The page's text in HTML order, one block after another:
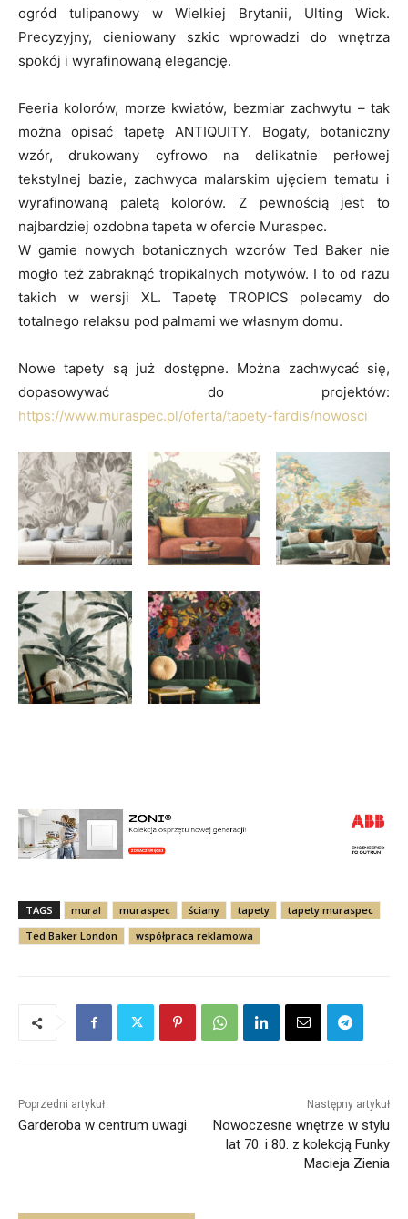
ogród tulipanowy w Wielkiej Brytanii, Ulting Wick.
Precyzyjny, cieniowany szkic wprowadzi do wnętrza
spokój i wyrafinowaną elegancję.
Feeria kolorów, morze kwiatów, bezmiar zachwytu – tak
można opisać tapetę ANTIQUITY. Bogaty, botaniczny
wzór, drukowany cyfrowo na delikatnie perłowej
tekstylnej bazie, zachwyca malarskim ujęciem tematu i
wyrafinowaną paletą kolorów. Z pewnością jest to
najbardziej ozdobna tapeta w ofercie Muraspec.
W gamie nowych botanicznych wzorów Ted Baker nie
mogło też zabraknąć tropikalnych motywów. I to od razu
takich w wersji XL. Tapetę TROPICS polecamy do
totalnego relaksu pod palmami we własnym domu.
Nowe tapety są już dostępne. Można zachwycać się,
dopasowywać do projektów:
https://www.muraspec.pl/oferta/tapety-fardis/nowosci
TAGS mural muraspec ściany tapety
tapety muraspec
Ted Baker London
współpraca reklamowa
Poprzedni artykuł
Garderoba w centrum uwagi
Następny artykuł
Nowoczesne wnętrze w stylu
lat 70. i 80. z kolekcją Funky
Macieja Zienia